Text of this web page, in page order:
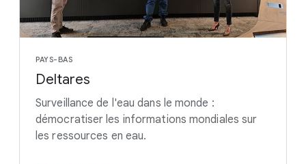
PAYS-BAS
Deltares
Surveillance de l'eau dans le monde :
démocratiser les informations mondiales sur
les ressources en eau.